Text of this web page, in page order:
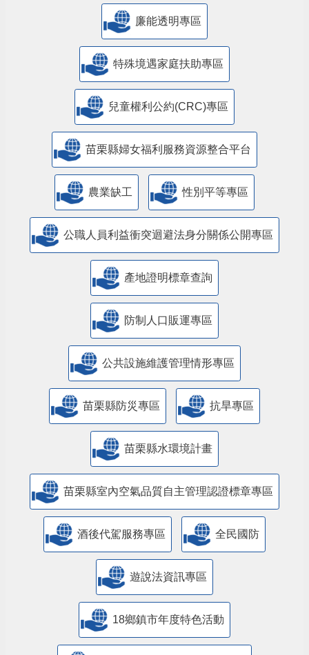
廉能透明專區
特殊境遇家庭扶助專區
兒童權利公約(CRC)專區
苗栗縣婦女福利服務資源整合平台
農業缺工 性別平等專區
公職人員利益衝突迴避法身分關係公開專區
產地證明標章查詢
防制人口販運專區
​公共設施維護管理情形專區
苗栗縣防災專區 抗旱專區
苗栗縣水環境計畫
苗栗縣室內空氣品質自主管理認證標章專區
酒後代駕服務專區 全民國防
遊說法資訊專區
18鄉鎮市年度特色活動